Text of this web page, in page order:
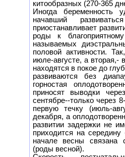
китообразных (270-365
Иногда беременность
начавший
приостанавливает
роды к
называемых
половой активности.
июле-августе, а
находятся в покое до
развиваются без
горностая
приносят выводки
сентябре--только через
первую течку (июль-
декабря, а
развитии задержки не
приходится на
начале весны связана
(роды весной).